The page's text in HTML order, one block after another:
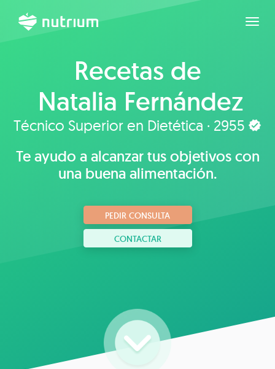
Recetas de
Natalia Fernández
Naranjo
Técnico Superior en Dietética · 2955
Te ayudo a alcanzar tus objetivos con
una buena alimentación.
PEDIR CONSULTA
CONTACTAR